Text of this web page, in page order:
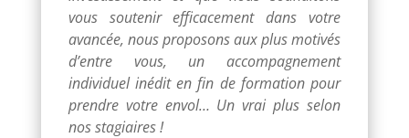
vous soutenir efficacement dans votre
avancée, nous proposons aux plus motivés
d’entre vous, un accompagnement
individuel inédit en fin de formation pour
prendre votre envol… Un vrai plus selon
nos stagiaires !